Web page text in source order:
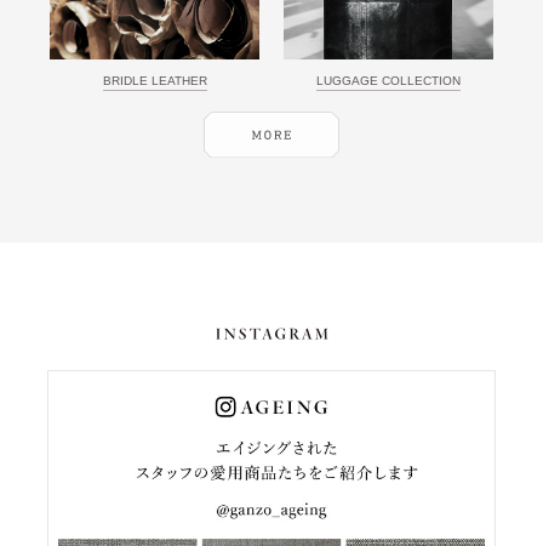
BRIDLE LEATHER LUGGAGE COLLECTION